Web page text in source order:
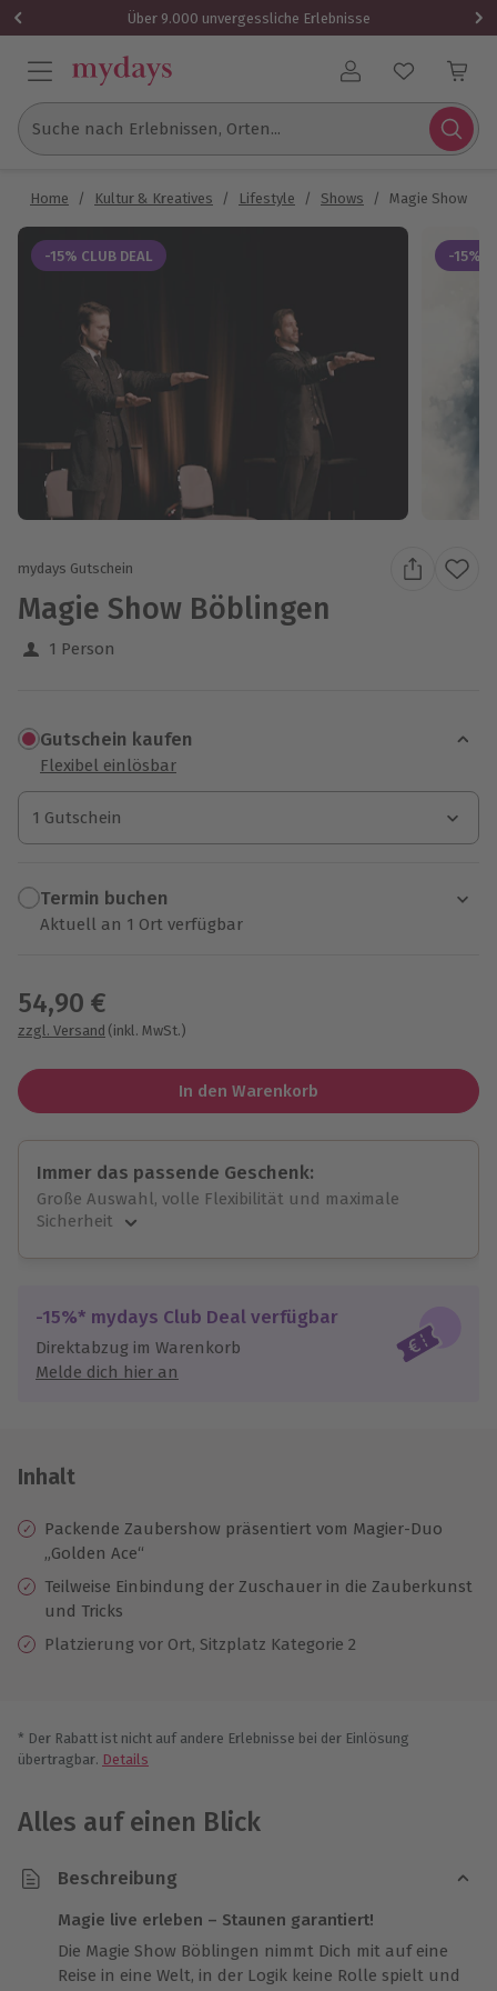
Über 9.000 unvergessliche Erlebnisse
Benutzerkonto
Suche nach Erlebnissen, Orten...
Home / Kultur & Kreatives / Lifestyle / Shows / Magie Show
-15% CLUB DEAL -15%
mydays Gutschein
Magie Show Böblingen
1 Person
Gutschein kaufen
Flexibel einlösbar
1 Gutschein
1 Gutschein
1 Gutschein
Termin buchen
Aktuell an 1 Ort verfügbar
54,90 €
zzgl. Versand (inkl. MwSt.)
In den Warenkorb
Immer das passende Geschenk:
Große Auswahl, volle Flexibilität und maximale
Sicherheit
Jeder Gutschein für alle Erlebnisse einlösbar.
Maximale Sicherheit
10 Jahre gültig & verlängerbar.
-15%* mydays Club Deal verfügbar
Direktabzug im Warenkorb
Melde dich hier an
Inhalt
Packende Zaubershow präsentiert vom Magier-Duo
„Golden Ace“
Teilweise Einbindung der Zuschauer in die Zauberkunst
und Tricks
Platzierung vor Ort, Sitzplatz Kategorie 2
* Der Rabatt ist nicht auf andere Erlebnisse bei der Einlösung
übertragbar. Details
Alles auf einen Blick
Beschreibung
Magie live erleben – Staunen garantiert!
Die Magie Show Böblingen nimmt Dich mit auf eine
Reise in eine Welt, in der Logik keine Rolle spielt und